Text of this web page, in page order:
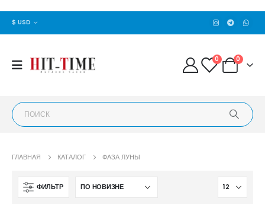
$ USD
0 0
ГЛАВНАЯ КАТАЛОГ ФАЗА ЛУНЫ
ФИЛЬТР